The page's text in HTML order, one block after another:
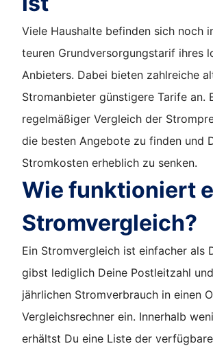
Viele Haushalte befinden sich noch
teuren Grundversorgungstarif ihres
Anbieters. Dabei bieten zahlreiche
Stromanbieter günstigere Tarife an.
regelmäßiger Vergleich der
die besten Angebote zu finden und
Stromkosten erheblich zu senken.
Wie funktioniert
Stromvergleich?
Ein Stromvergleich ist einfacher als
gibst lediglich Deine Postleitzahl
jährlichen Stromverbrauch in einen
Vergleichsrechner ein. Innerhalb
erhältst Du eine Liste der